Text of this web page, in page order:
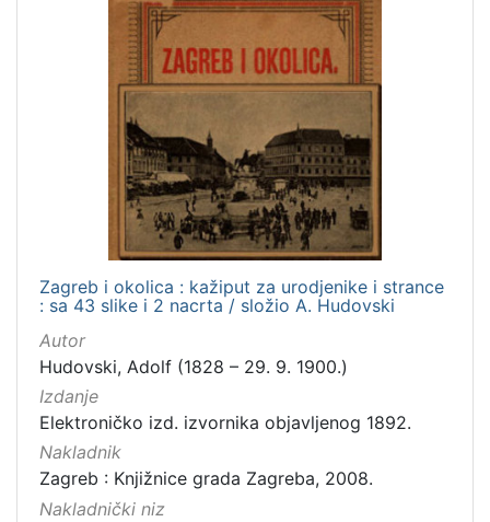
Zagreb i okolica : kažiput za urodjenike i strance
: sa 43 slike i 2 nacrta / složio A. Hudovski
Autor
Hudovski, Adolf (1828 – 29. 9. 1900.)
Izdanje
Elektroničko izd. izvornika objavljenog 1892.
Nakladnik
Zagreb : Knjižnice grada Zagreba, 2008.
Nakladnički niz